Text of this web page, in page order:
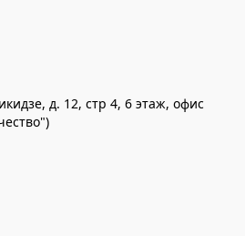
д. 12, стр 4, 6 этаж, офис